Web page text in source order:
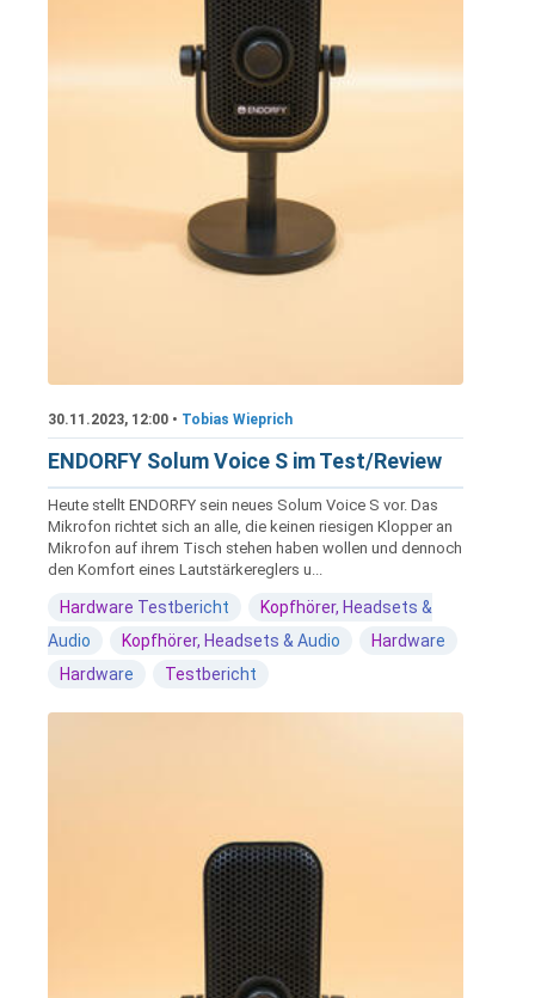
30.11.2023, 12:00 • Tobias Wieprich
ENDORFY Solum Voice S im Test/Review
Heute stellt ENDORFY sein neues Solum Voice S vor. Das
Mikrofon richtet sich an alle, die keinen riesigen Klopper an
Mikrofon auf ihrem Tisch stehen haben wollen und dennoch
den Komfort eines Lautstärkereglers u...
Hardware Testbericht
Kopfhörer, Headsets &
Audio
Kopfhörer, Headsets & Audio
Hardware
Hardware
Testbericht